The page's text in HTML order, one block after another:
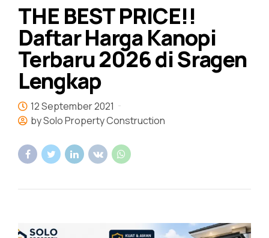
THE BEST PRICE!!
Daftar Harga Kanopi
Terbaru 2026 di Sragen
Lengkap
12 September 2021
by Solo Property Construction